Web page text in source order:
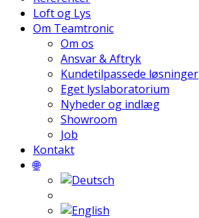
Loft og Lys
Om Teamtronic
Om os
Ansvar & Aftryk
Kundetilpassede løsninger
Eget lyslaboratorium
Nyheder og indlæg
Showroom
Job
Kontakt
🌐